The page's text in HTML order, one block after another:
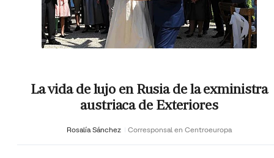
La vida de lujo en Rusia de la exministra
austriaca de Exteriores
Rosalía Sánchez Corresponsal en Centroeuropa